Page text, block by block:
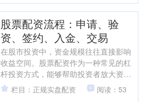
股票配资流程：申请、验
资、签约、入金、交易
在股市投资中，资金规模往往直接影响
收益空间。股票配资作为一种常见的杠
杆投资方式，能够帮助投资者放大资金
使用效率。然而实盘配资门户，对于初
次接触配资的投资者而言，....
栏目：正规实盘配资 阅读：53